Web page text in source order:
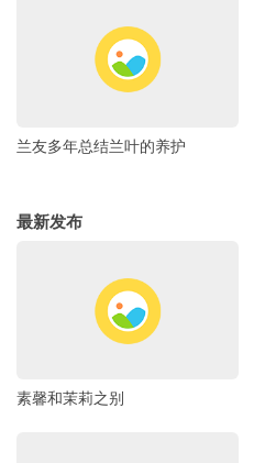
兰友多年总结兰叶的养护
最新发布
素馨和茉莉之别